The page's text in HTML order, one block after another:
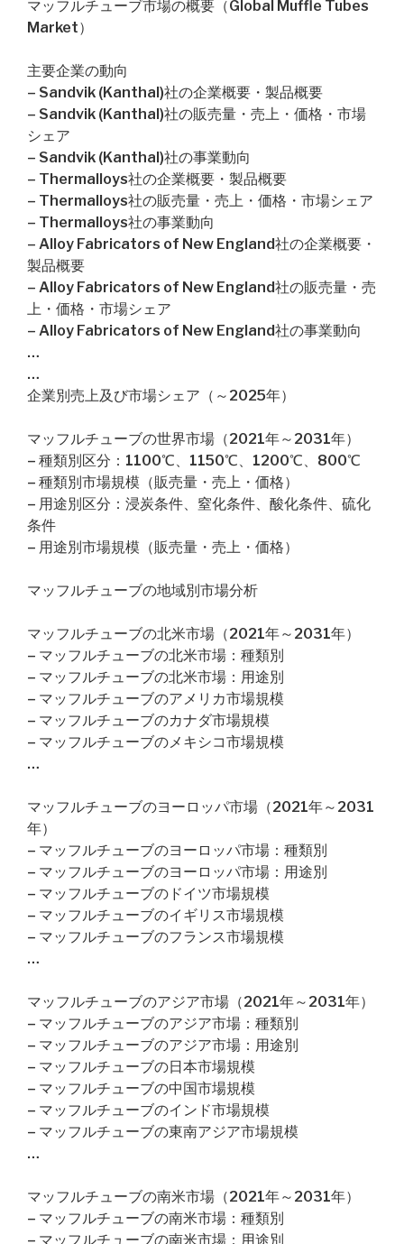
マッフルチューブ市場の概要（Global Muffle Tubes
Market）
主要企業の動向
– Sandvik (Kanthal)社の企業概要・製品概要
– Sandvik (Kanthal)社の販売量・売上・価格・市場
シェア
– Sandvik (Kanthal)社の事業動向
– Thermalloys社の企業概要・製品概要
– Thermalloys社の販売量・売上・価格・市場シェア
– Thermalloys社の事業動向
– Alloy Fabricators of New England社の企業概要・
製品概要
– Alloy Fabricators of New England社の販売量・売
上・価格・市場シェア
– Alloy Fabricators of New England社の事業動向
…
…
企業別売上及び市場シェア（～2025年）
マッフルチューブの世界市場（2021年～2031年）
– 種類別区分：1100℃、1150℃、1200℃、800℃
– 種類別市場規模（販売量・売上・価格）
– 用途別区分：浸炭条件、窒化条件、酸化条件、硫化
条件
– 用途別市場規模（販売量・売上・価格）
マッフルチューブの地域別市場分析
マッフルチューブの北米市場（2021年～2031年）
– マッフルチューブの北米市場：種類別
– マッフルチューブの北米市場：用途別
– マッフルチューブのアメリカ市場規模
– マッフルチューブのカナダ市場規模
– マッフルチューブのメキシコ市場規模
…
マッフルチューブのヨーロッパ市場（2021年～2031
年）
– マッフルチューブのヨーロッパ市場：種類別
– マッフルチューブのヨーロッパ市場：用途別
– マッフルチューブのドイツ市場規模
– マッフルチューブのイギリス市場規模
– マッフルチューブのフランス市場規模
…
マッフルチューブのアジア市場（2021年～2031年）
– マッフルチューブのアジア市場：種類別
– マッフルチューブのアジア市場：用途別
– マッフルチューブの日本市場規模
– マッフルチューブの中国市場規模
– マッフルチューブのインド市場規模
– マッフルチューブの東南アジア市場規模
…
マッフルチューブの南米市場（2021年～2031年）
– マッフルチューブの南米市場：種類別
– マッフルチューブの南米市場：用途別